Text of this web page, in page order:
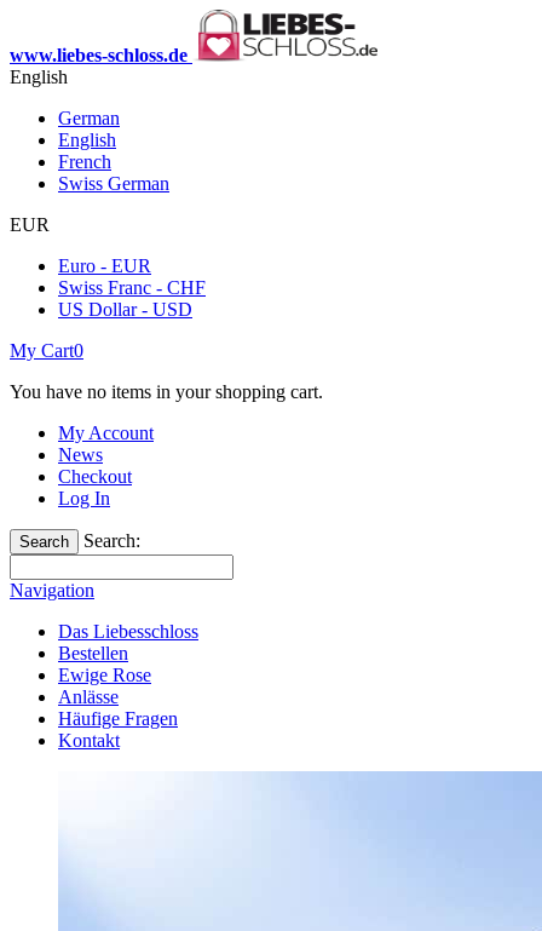
www.liebes-schloss.de
English
German
English
French
Swiss German
EUR
Euro - EUR
Swiss Franc - CHF
US Dollar - USD
My Cart0
You have no items in your shopping cart.
My Account
News
Checkout
Log In
Search Search:
Navigation
Das Liebesschloss
Bestellen
Ewige Rose
Anlässe
Häufige Fragen
Kontakt